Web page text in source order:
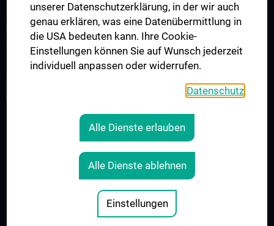
Research Groups
Referenzlabor
Virus-Epidemiologie
COOKIE-EINSTELLUNGEN
© 2026 Medical University Vienna
unserer Datenschutzerklärung, in der wir auch
genau erklären, was eine Datenübermittlung in
die USA bedeuten kann. Ihre Cookie-
Einstellungen können Sie auf Wunsch jederzeit
individuell anpassen oder widerrufen.
Datenschutz
Alle Dienste erlauben
Alle Dienste ablehnen
Einstellungen